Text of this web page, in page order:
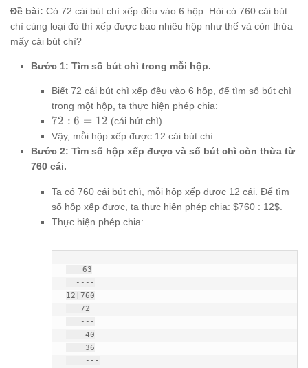
Đề bài: Có 72 cái bút chì xếp đều vào 6 hộp. Hỏi có 760 cái bút
chì cùng loại đó thì xếp được bao nhiêu hộp như thế và còn thừa
mấy cái bút chì?
Bước 1: Tìm số bút chì trong mỗi hộp.
Biết 72 cái bút chì xếp đều vào 6 hộp, để tìm số bút chì
trong một hộp, ta thực hiện phép chia:
72
: 6
=
12
72 : 6 = 12 (cái bút chì)
Vậy, mỗi hộp xếp được 12 cái bút chì.
Bước 2: Tìm số hộp xếp được và số bút chì còn thừa từ
760 cái.
Ta có 760 cái bút chì, mỗi hộp xếp được 12 cái. Để tìm
số hộp xếp được, ta thực hiện phép chia: $760 : 12$.
Thực hiện phép chia:
12|760